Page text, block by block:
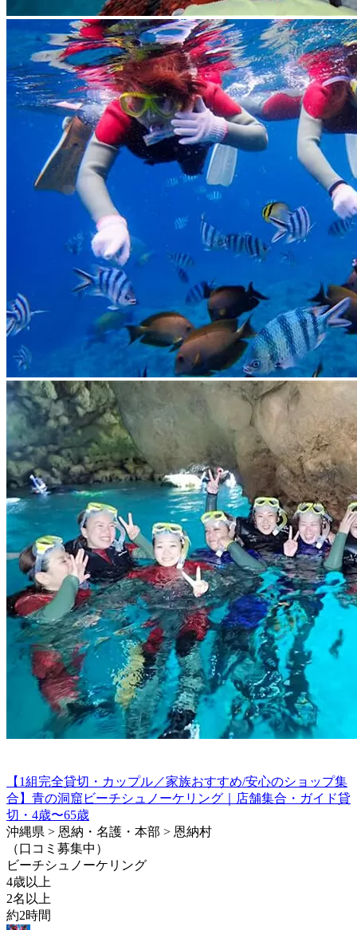
【1組完全貸切・カップル／家族おすすめ/安心のショップ集
合】青の洞窟ビーチシュノーケリング｜店舗集合・ガイド貸
切・4歳〜65歳
沖縄県 > 恩納・名護・本部 > 恩納村
（口コミ募集中）
ビーチシュノーケリング
4歳以上
2名以上
約2時間